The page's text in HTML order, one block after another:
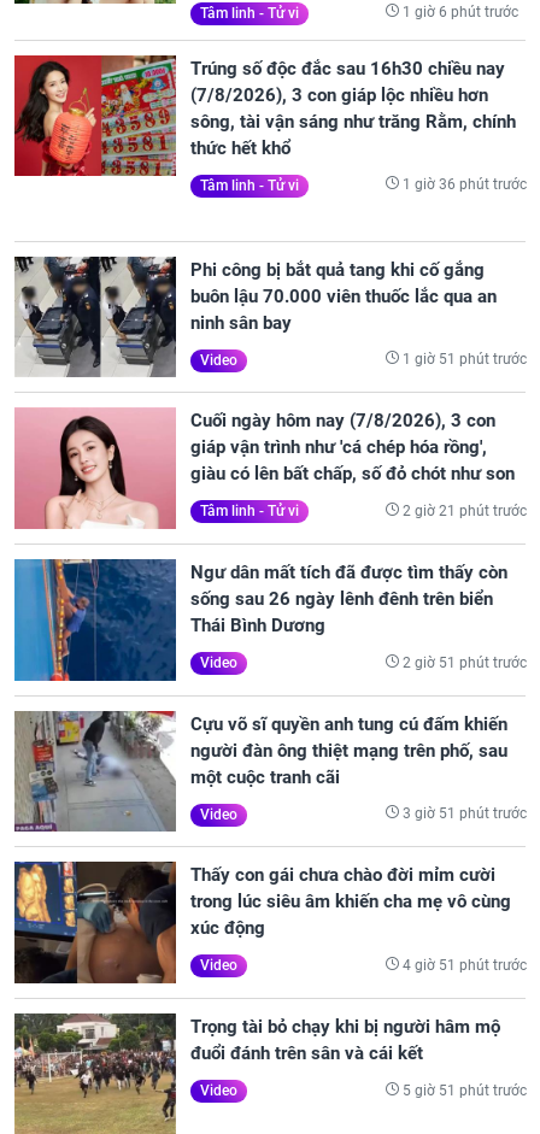
Tâm linh - Tử vi 1 giờ 6 phút trước
Trúng số độc đắc sau 16h30 chiều nay
(7/8/2026), 3 con giáp lộc nhiều hơn
sông, tài vận sáng như trăng Rằm, chính
thức hết khổ
Tâm linh - Tử vi 1 giờ 36 phút trước
Phi công bị bắt quả tang khi cố gắng
buôn lậu 70.000 viên thuốc lắc qua an
ninh sân bay
Video 1 giờ 51 phút trước
Cuối ngày hôm nay (7/8/2026), 3 con
giáp vận trình như 'cá chép hóa rồng',
giàu có lên bất chấp, số đỏ chót như son
Tâm linh - Tử vi 2 giờ 21 phút trước
Ngư dân mất tích đã được tìm thấy còn
sống sau 26 ngày lênh đênh trên biển
Thái Bình Dương
Video 2 giờ 51 phút trước
Cựu võ sĩ quyền anh tung cú đấm khiến
người đàn ông thiệt mạng trên phố, sau
một cuộc tranh cãi
Video 3 giờ 51 phút trước
Thấy con gái chưa chào đời mỉm cười
trong lúc siêu âm khiến cha mẹ vô cùng
xúc động
Video 4 giờ 51 phút trước
Trọng tài bỏ chạy khi bị người hâm mộ
đuổi đánh trên sân và cái kết
Video 5 giờ 51 phút trước